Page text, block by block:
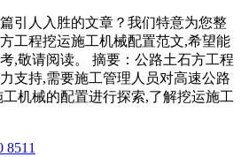
引人入胜的文章？我们特意为您整
工程挖运施工机械配置范文,希望能
,敬请阅读。 摘要：公路土石方工程
支持,需要施工管理人员对高速公路
机械的配置进行探索,了解挖运施工
8511